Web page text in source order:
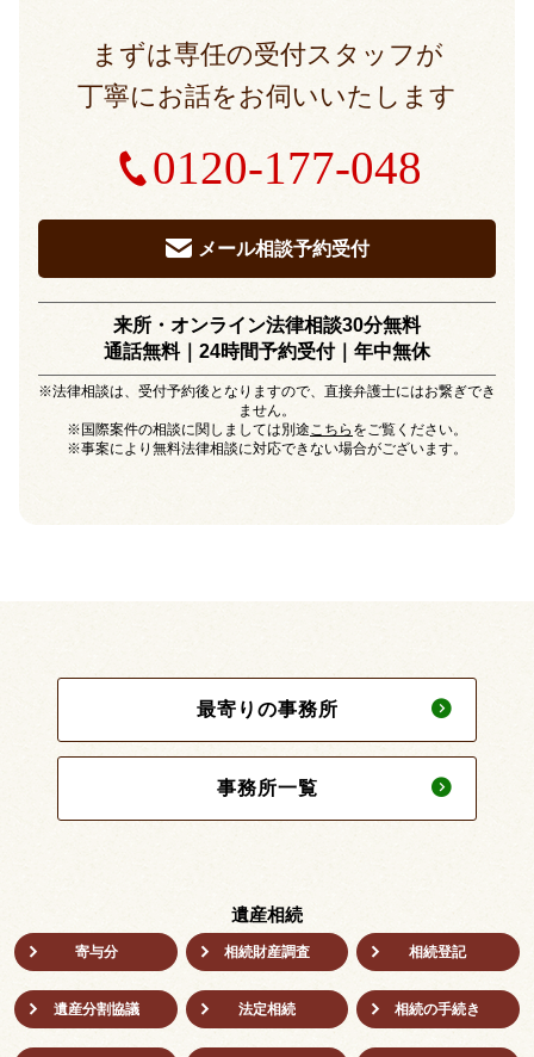
まずは専任の受付スタッフが
丁寧にお話をお伺いいたします
0120-177-048
メール相談予約受付
来所・オンライン法律相談30分無料
通話無料｜24時間予約受付｜ 年中無休
※法律相談は、受付予約後となりますので、直接弁護士にはお繋ぎでき
ません。
※国際案件の相談に関しましては別途こちら をご覧ください。
※事案により無料法律相談に対応できない場合がございます。
最寄りの事務所
事務所一覧
遺産相続
寄与分 相続財産調査 相続登記
遺産分割協議 法定相続 相続の⼿続き